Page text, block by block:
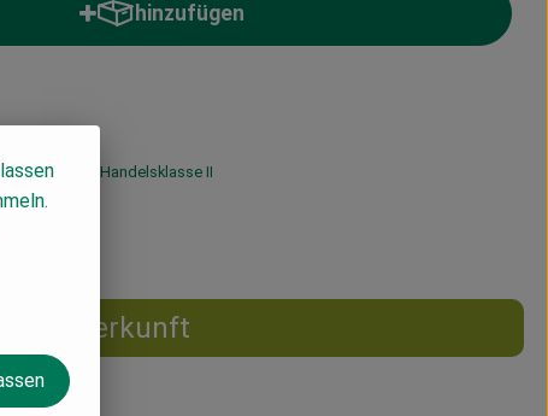
hinzufügen
Produkt zum Warenkorb hinzufügen
19% MwSt Handelsklasse II
Herkunft